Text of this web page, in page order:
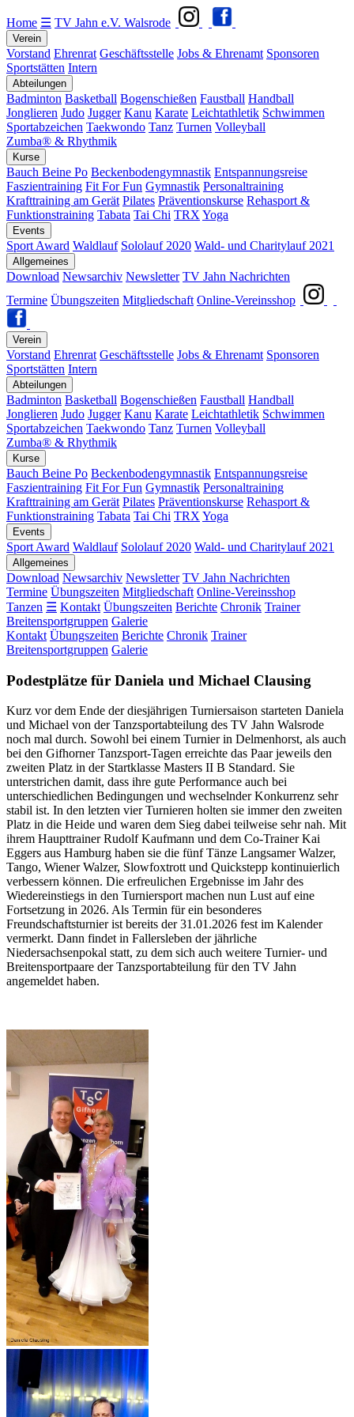
Home ☰ TV Jahn e.V. Walsrode
Verein
Vorstand Ehrenrat Geschäftsstelle Jobs & Ehrenamt Sponsoren
Sportstätten Intern
Abteilungen
Badminton Basketball Bogenschießen Faustball Handball
Jonglieren Judo Jugger Kanu Karate Leichtathletik Schwimmen
Sportabzeichen Taekwondo Tanz Turnen Volleyball
Zumba® & Rhythmik
Kurse
Bauch Beine Po Beckenbodengymnastik Entspannungsreise
Faszientraining Fit For Fun Gymnastik Personaltraining
Krafttraining am Gerät Pilates Präventionskurse Rehasport &
Funktionstraining Tabata Tai Chi TRX Yoga
Events
Sport Award Waldlauf Sololauf 2020 Wald- und Charitylauf 2021
Allgemeines
Download Newsarchiv Newsletter TV Jahn Nachrichten
Termine Übungszeiten Mitgliedschaft Online-Vereinsshop
Verein
Vorstand Ehrenrat Geschäftsstelle Jobs & Ehrenamt Sponsoren
Sportstätten Intern
Abteilungen
Badminton Basketball Bogenschießen Faustball Handball
Jonglieren Judo Jugger Kanu Karate Leichtathletik Schwimmen
Sportabzeichen Taekwondo Tanz Turnen Volleyball
Zumba® & Rhythmik
Kurse
Bauch Beine Po Beckenbodengymnastik Entspannungsreise
Faszientraining Fit For Fun Gymnastik Personaltraining
Krafttraining am Gerät Pilates Präventionskurse Rehasport &
Funktionstraining Tabata Tai Chi TRX Yoga
Events
Sport Award Waldlauf Sololauf 2020 Wald- und Charitylauf 2021
Allgemeines
Download Newsarchiv Newsletter TV Jahn Nachrichten
Termine Übungszeiten Mitgliedschaft Online-Vereinsshop
Tanzen ☰ Kontakt Übungszeiten Berichte Chronik Trainer
Breitensportgruppen Galerie
Kontakt Übungszeiten Berichte Chronik Trainer
Breitensportgruppen Galerie
Podestplätze für Daniela und Michael Clausing
Kurz vor dem Ende der diesjährigen Turniersaison starteten Daniela
und Michael von der Tanzsportabteilung des TV Jahn Walsrode
noch mal durch. Sowohl bei einem Turnier in Delmenhorst, als auch
bei den Gifhorner Tanzsport-Tagen erreichte das Paar jeweils den
zweiten Platz in der Startklasse Masters II B Standard. Sie
unterstrichen damit, dass ihre gute Performance auch bei
unterschiedlichen Bedingungen und wechselnder Konkurrenz sehr
stabil ist. In den letzten vier Turnieren holten sie immer den zweiten
Platz in die Heide und waren dem Sieg dabei teilweise sehr nah. Mit
ihrem Haupttrainer Rudolf Kaufmann und dem Co-Trainer Kai
Eggers aus Hamburg haben sie die fünf Tänze Langsamer Walzer,
Tango, Wiener Walzer, Slowfoxtrott und Quickstepp kontinuierlich
verbessern können. Die erfreulichen Ergebnisse im Jahr des
Wiedereinstiegs in den Turniersport machen nun Lust auf eine
Fortsetzung in 2026. Als Termin für ein besonderes
Freundschaftsturnier ist bereits der 31.01.2026 fest im Kalender
vermerkt. Dann findet in Fallersleben der jährliche
Niedersachsenpokal statt, zu dem sich auch weitere Turnier- und
Breitensportpaare der Tanzsportabteilung für den TV Jahn
angemeldet haben.